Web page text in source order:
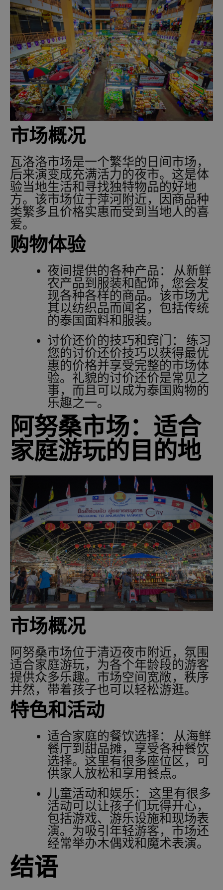
市场概况
瓦洛洛市场是一个繁华的日间市场，
后来演变成充满活力的夜市。这是体
验当地生活和寻找独特物品的好地
方。该市场位于萍河附近，因商品种
类繁多且价格实惠而受到当地人的喜
爱。
购物体验
夜间提供的各种产品：
从新鲜
农产品到服装和配饰，您会发
现各种各样的商品。该市场尤
其以纺织品而闻名，包括传统
的泰国面料和服装。
讨价还价的技巧和窍门：
练习
您的讨价还价技巧以获得最优
惠的价格并享受完整的市场体
验。礼貌的讨价还价是常见之
事，而且可以成为泰国购物的
乐趣之一。
阿努桑市场：适合
家庭游玩的目的地
市场概况
阿努桑市场位于清迈夜市附近，氛围
适合家庭游玩，为各个年龄段的游客
提供众多乐趣。市场空间宽敞，秩序
井然，带着孩子也可以轻松游逛。
特色和活动
适合家庭的餐饮选择：
从海鲜
餐厅到甜品摊，享受各种餐饮
选择。这里有很多座位区，可
供家人放松和享用餐点。
儿童活动和娱乐：
这里有很多
活动可以让孩子们玩得开心，
包括游戏、游乐设施和现场表
演。为吸引年轻游客，市场还
经常举办木偶戏和魔术表演。
结语